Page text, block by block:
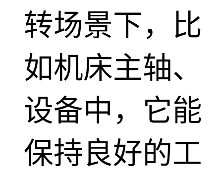
转场景下，比
如机床主轴、
设备中，它能
保持良好的工